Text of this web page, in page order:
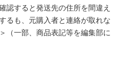
認すると発送先の住所を間違え
るも、元購入者と連絡が取れな
（一部、商品表記等を編集部に